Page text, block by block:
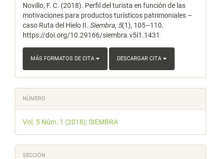
Novillo, F. C. (2018). Perfil del turista en función de las
motivaciones para productos turísticos patrimoniales –
caso Ruta del Hielo II. Siembra, 5(1), 105–110.
https://doi.org/10.29166/siembra.v5i1.1431
MÁS FORMATOS DE CITA DESCARGAR CITA
NÚMERO
Vol. 5 Núm. 1 (2018): SIEMBRA
SECCIÓN